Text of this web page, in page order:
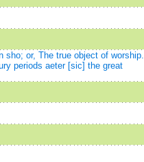
sho; or, The true object of worship.
periods aeter [sic] the great